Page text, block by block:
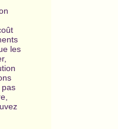
les
pas